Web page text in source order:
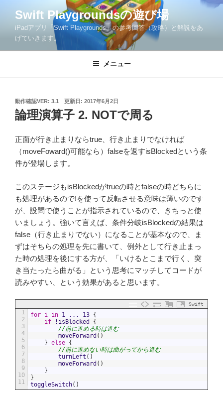
ツ
Swift Playgroundsの遊び場
iPadアプリ「Swift Playgrounds」の参考回答（攻略）と解説をあ
げていきます。
メニュー
動作確認VER: 3.1 更新日: 投
稿
日:
2017年6月2日
論理演算子 2. NOTで周る
正面が行き止まりならtrue、行き止まりでなければ
（moveFoward()可能なら）falseを返すisBlockedという条
件が登場します。
このステージもisBlockedがtrueの時とfalseの時どちらに
も処理があるので!を使って反転させる意味は薄いのです
が、設問で使うことが指示されているので、きちっと使
いましょう。強いて言えば、条件分岐isBlockedの結果は
false（行き止まりでない）になることが基本なので、ま
ずはそちらの処理を先に書いて、例外として行き止まっ
た時の処理を後にする方が、「いけるとこまで行く、突
き当たったら曲がる」という思考にマッチしてコードが
読みやすい、という効果があると思います。
Swift
1
2
3
4
5
6
7
8
9
10
11
for i in 1 ... 13 {
if
! isBlocked
{
//前に進める時は進む
moveForward ( )
} else {
//前に進めない時は曲がってから進む
turnLeft ( )
moveForward ( )
}
}
toggleSwitch( )